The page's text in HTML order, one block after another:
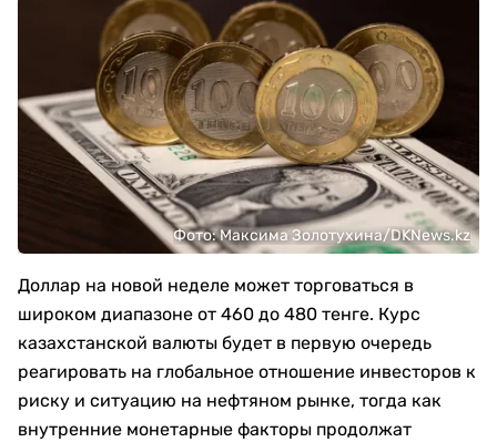
Фото: Максима Золотухина/DKNews.kz
Доллар на новой неделе может торговаться в
широком диапазоне от 460 до 480 тенге. Курс
казахстанской валюты будет в первую очередь
реагировать на глобальное отношение инвесторов к
риску и ситуацию на нефтяном рынке, тогда как
внутренние монетарные факторы продолжат